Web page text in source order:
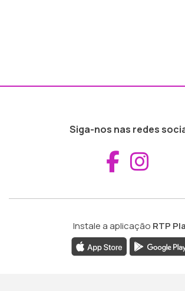
Siga-nos nas redes
Instale a aplicação RTP